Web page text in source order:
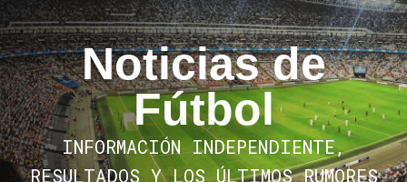
Saltar
al
contenido
Noticias de
Fútbol
INFORMACIÓN INDEPENDIENTE,
RESULTADOS Y LOS ÚLTIMOS RUMORES